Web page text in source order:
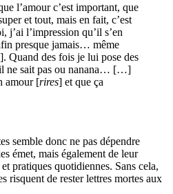
l’amour c’est important, que
et tout, mais en fait, c’est
l’impression qu’il s’en
presque jamais… même
Quand des fois je lui pose des
ne sait pas ou nanana… […]
amour [rires] et que ça
semble donc ne pas dépendre
émet, mais également de leur
pratiques quotidiennes. Sans cela,
risquent de rester lettres mortes aux